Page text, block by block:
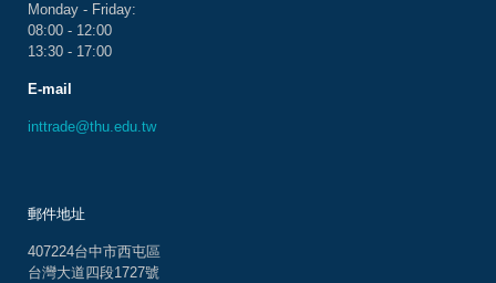
Monday - Friday:
08:00 - 12:00
13:30 - 17:00
E-mail
inttrade@thu.edu.tw
郵件地址
407224台中市西屯區
台灣大道四段1727號